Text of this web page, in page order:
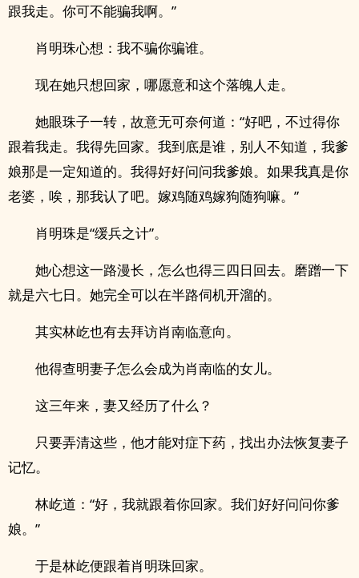
跟我走。你可不能骗我啊。”
肖明珠心想：我不骗你骗谁。
现在她只想回家，哪愿意和这个落魄人走。
她眼珠子一转，故意无可奈何道：“好吧，不过得你
跟着我走。我得先回家。我到底是谁，别人不知道，我爹
娘那是一定知道的。我得好好问问我爹娘。如果我真是你
老婆，唉，那我认了吧。嫁鸡随鸡嫁狗随狗嘛。”
肖明珠是“缓兵之计”。
她心想这一路漫长，怎么也得三四日回去。磨蹭一下
就是六七日。她完全可以在半路伺机开溜的。
其实林屹也有去拜访肖南临意向。
他得查明妻子怎么会成为肖南临的女儿。
这三年来，妻又经历了什么？
只要弄清这些，他才能对症下药，找出办法恢复妻子
记忆。
林屹道：“好，我就跟着你回家。我们好好问问你爹
娘。”
于是林屹便跟着肖明珠回家。